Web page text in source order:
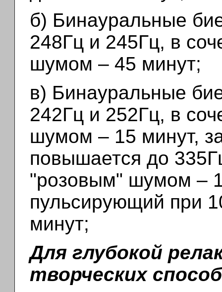
б) Бинауральные
248Гц и 245Гц, в
шумом – 45 минут;
в) Бинауральные
242Гц и 252Гц, в
шумом – 15 минут,
повышается до
"розовым" шумом –
пульсирующий при
минут;
Для глубокой
творческих